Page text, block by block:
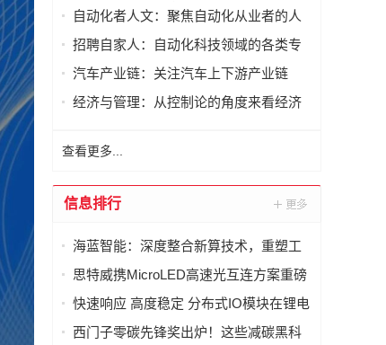
进步发出的响亮声音
自动化者人文：聚焦自动化从业者的人
文思考
招聘自家人：自动化科技领域的各类专
家及人才需求资讯
汽车产业链：关注汽车上下游产业链
经济与管理：从控制论的角度来看经济
查看更多...
信息排行
海蓝智能：深度整合新算技术，重塑工
业读码器服务新标杆
思特威携MicroLED高速光互连方案重磅
亮相慕尼黑上海电子展
快速响应 高度稳定 分布式IO模块在锂电
池制造的优势揭秘 | 支持Modbus、
西门子零碳先锋奖出炉！这些减碳黑科